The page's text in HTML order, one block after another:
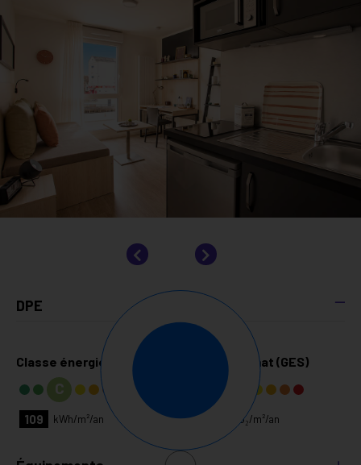
DPE
Classe énergie (DPE)
C
109 kWh/m²/an
Classe climat (GES)
B
kg CO₂/m²/an